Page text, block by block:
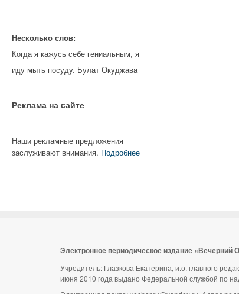
Несколько слов:
Когда я кажусь себе гениальным, я
иду мыть посуду. Булат Окуджава
Реклама на cайте
Наши рекламные предложения
заслуживают внимания. Подробнее
Электронное периодическое издание «Вечерний
Учредитель: Глазкова Екатерина, и.о. главного
июня 2010 года выдано Федеральной службой по